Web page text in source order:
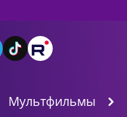
Мультфильмы